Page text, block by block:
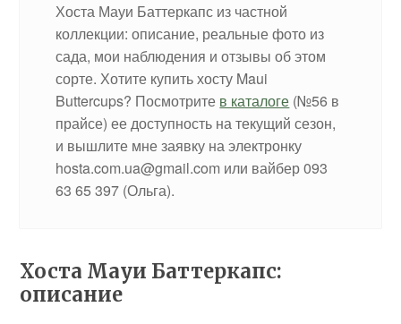
Хоста Мауи Баттеркапс из частной
коллекции: описание, реальные фото из
сада, мои наблюдения и отзывы об этом
сорте. Хотите купить хосту Maui
Buttercups? Посмотрите в каталоге (№56 в
прайсе) ее доступность на текущий сезон,
и вышлите мне заявку на электронку
hosta.com.ua@gmail.com или вайбер 093
63 65 397 (Ольга).
Хоста Мауи Баттеркапс:
описание